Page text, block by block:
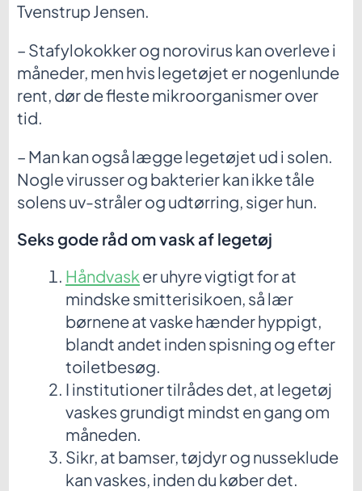
Tvenstrup Jensen.
– Stafylokokker og norovirus kan overleve i
måneder, men hvis legetøjet er nogenlunde
rent, dør de fleste mikroorganismer over
tid.
– Man kan også lægge legetøjet ud i solen.
Nogle virusser og bakterier kan ikke tåle
solens uv-stråler og udtørring, siger hun.
Seks gode råd om vask af legetøj
Håndvask er uhyre vigtigt for at
mindske smitterisikoen, så lær
børnene at vaske hænder hyppigt,
blandt andet inden spisning og efter
toiletbesøg.
I institutioner tilrådes det, at legetøj
vaskes grundigt mindst en gang om
måneden.
Sikr, at bamser, tøjdyr og nusseklude
kan vaskes, inden du køber det.